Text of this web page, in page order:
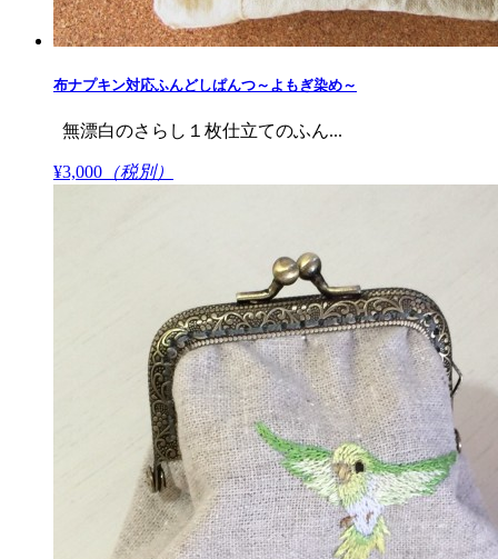
布ナプキン対応ふんどしぱんつ～よもぎ染め​～
無漂白のさらし１枚仕立てのふん...
¥3,000 （税別）